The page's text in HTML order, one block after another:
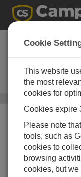
GRANITE
ント
分散型データ収
モジュール
/
Cookie
This website
the most
cookies for
Cookies expire
Please note
tools, such as
cookies to
browsing
cookies, but we